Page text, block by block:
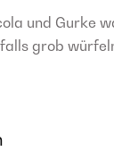
und Gurke
grob